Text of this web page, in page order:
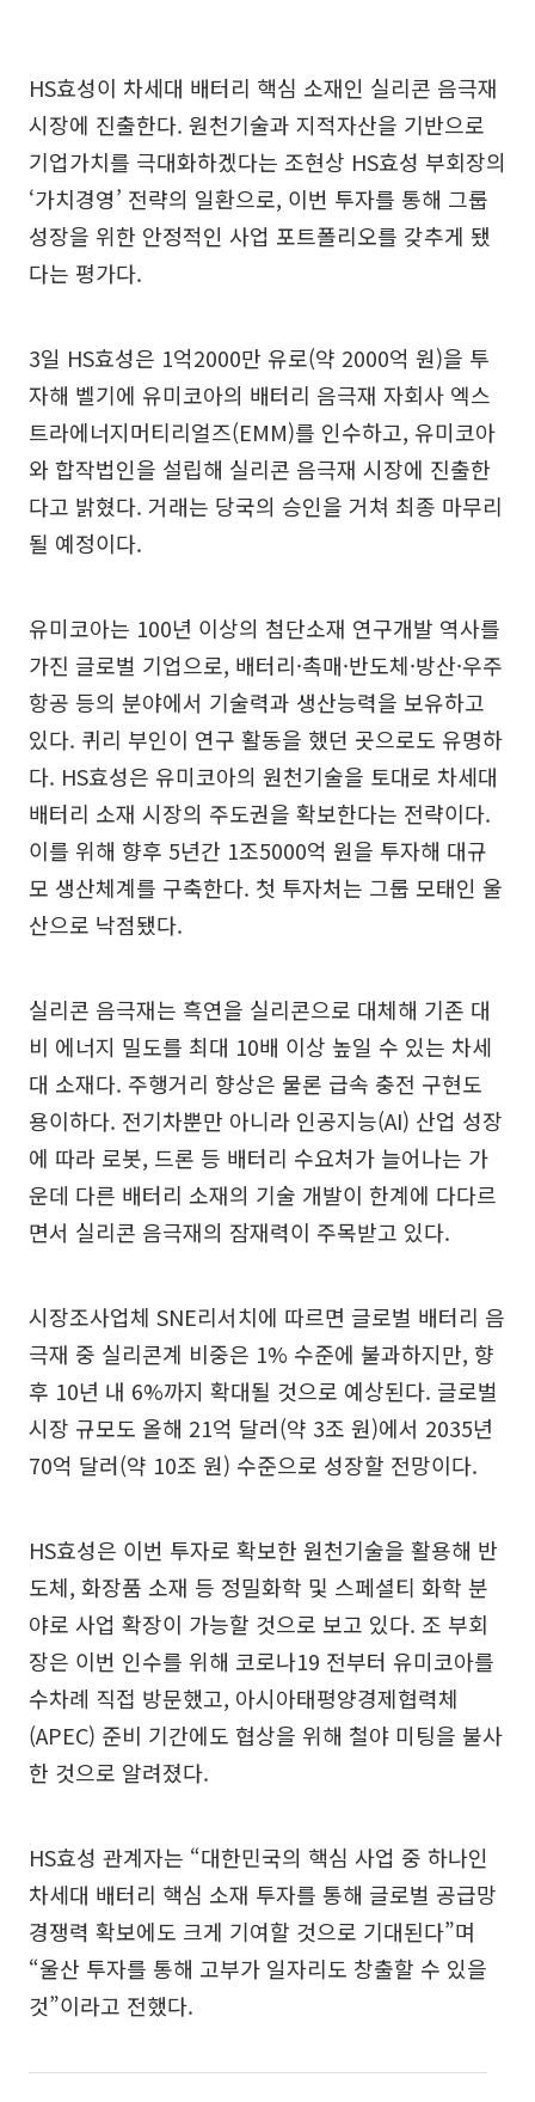
HS효성이 차세대 배터리 핵심 소재인 실리콘 음극재
시장에 진출한다. 원천기술과 지적자산을 기반으로
기업가치를 극대화하겠다는 조현상 HS효성 부회장의
‘가치경영’ 전략의 일환으로, 이번 투자를 통해 그룹
성장을 위한 안정적인 사업 포트폴리오를 갖추게 됐
다는 평가다.
3일 HS효성은 1억2000만 유로(약 2000억 원)을 투
자해 벨기에 유미코아의 배터리 음극재 자회사 엑스
트라에너지머티리얼즈(EMM)를 인수하고, 유미코아
와 합작법인을 설립해 실리콘 음극재 시장에 진출한
다고 밝혔다. 거래는 당국의 승인을 거쳐 최종 마무리
될 예정이다.
유미코아는 100년 이상의 첨단소재 연구개발 역사를
가진 글로벌 기업으로, 배터리·촉매·반도체·방산·우주
항공 등의 분야에서 기술력과 생산능력을 보유하고
있다. 퀴리 부인이 연구 활동을 했던 곳으로도 유명하
다. HS효성은 유미코아의 원천기술을 토대로 차세대
배터리 소재 시장의 주도권을 확보한다는 전략이다.
이를 위해 향후 5년간 1조5000억 원을 투자해 대규
모 생산체계를 구축한다. 첫 투자처는 그룹 모태인 울
산으로 낙점됐다.
실리콘 음극재는 흑연을 실리콘으로 대체해 기존 대
비 에너지 밀도를 최대 10배 이상 높일 수 있는 차세
대 소재다. 주행거리 향상은 물론 급속 충전 구현도
용이하다. 전기차뿐만 아니라 인공지능(AI) 산업 성장
에 따라 로봇, 드론 등 배터리 수요처가 늘어나는 가
운데 다른 배터리 소재의 기술 개발이 한계에 다다르
면서 실리콘 음극재의 잠재력이 주목받고 있다.
시장조사업체 SNE리서치에 따르면 글로벌 배터리 음
극재 중 실리콘계 비중은 1% 수준에 불과하지만, 향
후 10년 내 6%까지 확대될 것으로 예상된다. 글로벌
시장 규모도 올해 21억 달러(약 3조 원)에서 2035년
70억 달러(약 10조 원) 수준으로 성장할 전망이다.
HS효성은 이번 투자로 확보한 원천기술을 활용해 반
도체, 화장품 소재 등 정밀화학 및 스페셜티 화학 분
야로 사업 확장이 가능할 것으로 보고 있다. 조 부회
장은 이번 인수를 위해 코로나19 전부터 유미코아를
수차례 직접 방문했고, 아시아태평양경제협력체
(APEC) 준비 기간에도 협상을 위해 철야 미팅을 불사
한 것으로 알려졌다.
HS효성 관계자는 “대한민국의 핵심 사업 중 하나인
차세대 배터리 핵심 소재 투자를 통해 글로벌 공급망
경쟁력 확보에도 크게 기여할 것으로 기대된다”며
“울산 투자를 통해 고부가 일자리도 창출할 수 있을
것”이라고 전했다.